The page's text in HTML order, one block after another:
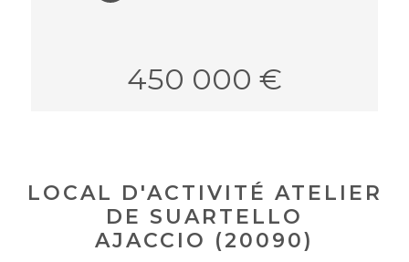
450 000 €
LOCAL D'ACTIVITÉ ATELIER
DE SUARTELLO
AJACCIO (20090)